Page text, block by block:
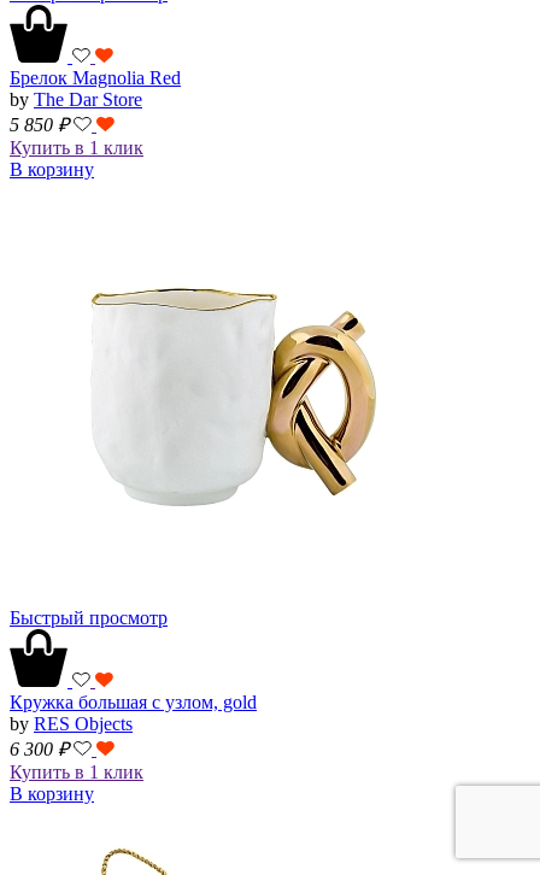
Брелок Magnolia Red
by The Dar Store
5 850 ₽
Купить в 1 клик
В корзину
Быстрый просмотр
Кружка большая с узлом, gold
by RES Objects
6 300 ₽
Купить в 1 клик
В корзину